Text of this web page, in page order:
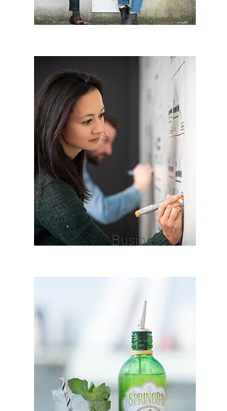
Social
Business